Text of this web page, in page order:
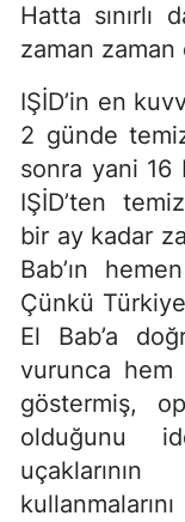
Hatta sınırlı
zaman
IŞİD’in en
2 günde
sonra yani 16
IŞİD’ten
bir ay kadar
Bab’ın
Çünkü
El Bab’a
vurunca
göstermiş,
olduğunu